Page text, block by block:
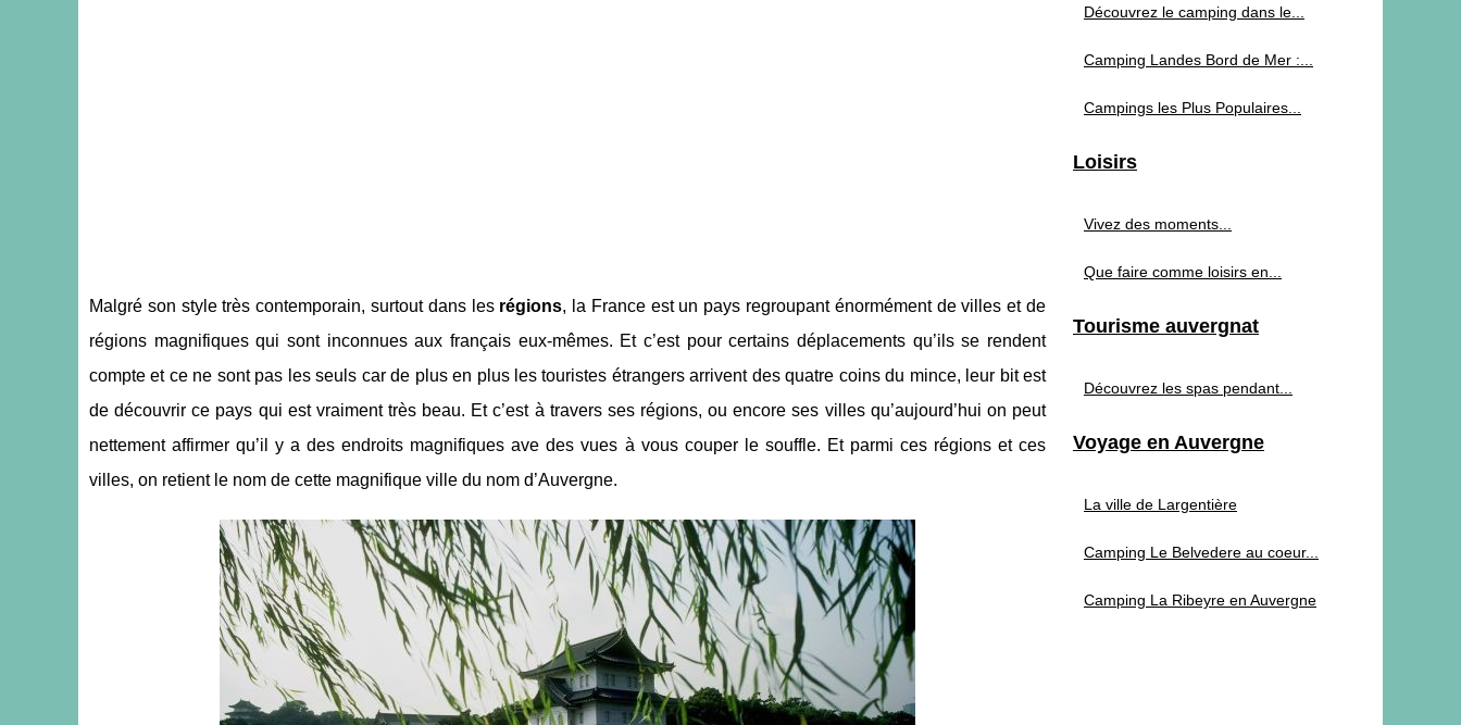
Malgré son style très contemporain, surtout dans les régions, la France est un pays regroupant énormément de villes et de
régions magnifiques qui sont inconnues aux français eux-mêmes. Et c’est pour certains déplacements qu’ils se rendent
compte et ce ne sont pas les seuls car de plus en plus les touristes étrangers arrivent des quatre coins du mince, leur bit est
de découvrir ce pays qui est vraiment très beau. Et c’est à travers ses régions, ou encore ses villes qu’aujourd’hui on peut
nettement affirmer qu’il y a des endroits magnifiques ave des vues à vous couper le souffle. Et parmi ces régions et ces
villes, on retient le nom de cette magnifique ville du nom d’Auvergne.
Découvrez le camping dans le...
Camping Landes Bord de Mer :...
Campings les Plus Populaires...
Loisirs
Vivez des moments...
Que faire comme loisirs en...
Tourisme auvergnat
Découvrez les spas pendant...
Voyage en Auvergne
La ville de Largentière
Camping Le Belvedere au coeur...
Camping La Ribeyre en Auvergne